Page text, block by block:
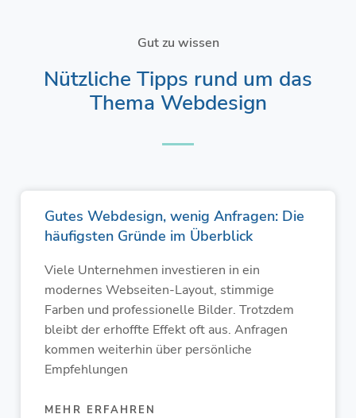
Gut zu wissen
Nützliche Tipps rund um das
Thema Webdesign
Gutes Webdesign, wenig Anfragen: Die
häufigsten Gründe im Überblick
Viele Unternehmen investieren in ein
modernes Webseiten-Layout, stimmige
Farben und professionelle Bilder. Trotzdem
bleibt der erhoffte Effekt oft aus. Anfragen
kommen weiterhin über persönliche
Empfehlungen
MEHR ERFAHREN